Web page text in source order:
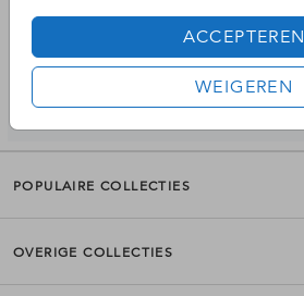
ACCEPTEREN
WEIGEREN
POPULAIRE COLLECTIES
OVERIGE COLLECTIES